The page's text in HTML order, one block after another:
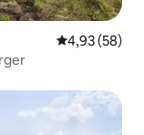
Évaluation
4,93 (58)